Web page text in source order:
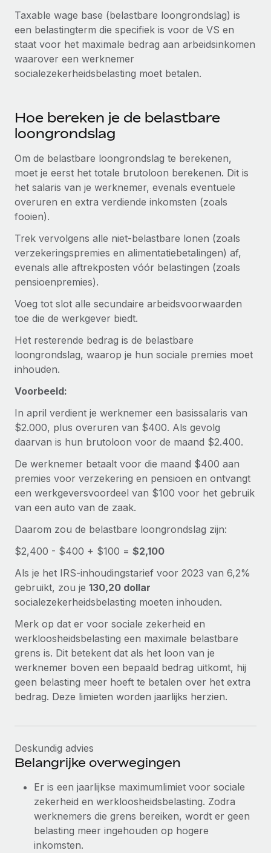
PEO
Ingewikkelde HR-taken eenvoudig uitbesteden
HR naadloos in workflows integreren
Platform
Ingebouwde essentiële HR-functies voor je team
Verbinden
Nieuw
AI-tools koppelen aan Remote met onze MCP
Integraties
Processen stroomlijnen met essentiële zakelijke tools
DIENSTEN
Vraag een expert
Krijg hulp van global HR- en juridische experts
Achtergrondonderzoek
Vereenvoudig het screeningsproces van
kandidaten
Compliance Watchtower
Blijf compliance-risico's voor
Apparaatbeheer
Entiteiten oprichten
Stel snel compliant entiteiten op
Plaats werknemers moeiteloos over
Eenvoudig secundaire arbeidsvoorwaarden
beheren
GROEIFASE
Flexibele global HR en payroll solutions voor groeiende
Teams uitbreiden met HR solutions op maat
Global HR voor grote bedrijven
WERK MET ONS SAMEN
Strategische technologiepartners
Integreer global HR flexibel in je platform
Een partner worden
Ontdek hoe je met ons kunt samenwerken
Remote Build
Binnenkort beschikbaar
Integraties en advies over AI-automatiseringen
CASESTUDY'S
Betalingscalculator voor zzp'ers
Ontdek valuta-opties en betaalsnelheden voor
internationale zzp'ers
LEREN MET REMOTE
Casestudy's
Checklists en templates
Bibliotheek met functiebeschrijvingen
Webinars
Evenementen
Newsroom
Inzichtencentrum
Support
Alle bronnen bekijken
BLOG
Global Payroll
Contractor Management
Belastingen
Naar de blog
BLOG
Productupdates van Remote: Gusto- en Xero-
integraties en Contractor Management Plus
Het blijft de missie van Remote om alle soorten bedrijven
te helpen bij het aannemen, beheren en...
Meer informatie
Phiture, een toonaangevende leider in de wereldwijde
mobiele groeiadviessector, zet zich sinds 2016...
Meer informatie
Nederlands
Español
Italiano
Português (Portugal)
日本語
中文（简体）
Inloggen
Taxable wage base (belastbare loongrondslag) is
een belastingterm die specifiek is voor de VS en
staat voor het maximale bedrag aan arbeidsinkomen
waarover een werknemer
socialezekerheidsbelasting moet betalen.
Hoe bereken je de belastbare
loongrondslag
Om de belastbare loongrondslag te berekenen,
moet je eerst het totale brutoloon berekenen. Dit is
het salaris van je werknemer, evenals eventuele
overuren en extra verdiende inkomsten (zoals
fooien).
Trek vervolgens alle niet-belastbare lonen (zoals
verzekeringspremies en alimentatiebetalingen) af,
evenals alle aftrekposten vóór belastingen (zoals
pensioenpremies).
Voeg tot slot alle secundaire arbeidsvoorwaarden
toe die de werkgever biedt.
Het resterende bedrag is de belastbare
loongrondslag, waarop je hun sociale premies moet
inhouden.
Voorbeeld:
In april verdient je werknemer een basissalaris van
$2.000, plus overuren van $400. Als gevolg
daarvan is hun brutoloon voor de maand $2.400.
De werknemer betaalt voor die maand $400 aan
premies voor verzekering en pensioen en ontvangt
een werkgeversvoordeel van $100 voor het gebruik
van een auto van de zaak.
Daarom zou de belastbare loongrondslag zijn:
$2,400 - $400 + $100 = $2,100
Als je het IRS-inhoudingstarief voor 2023 van 6,2%
gebruikt, zou je 130,20 dollar
socialezekerheidsbelasting moeten inhouden.
Merk op dat er voor sociale zekerheid en
werkloosheidsbelasting een maximale belastbare
grens is. Dit betekent dat als het loon van je
werknemer boven een bepaald bedrag uitkomt, hij
geen belasting meer hoeft te betalen over het extra
bedrag. Deze limieten worden jaarlijks herzien.
Deskundig advies
Belangrijke overwegingen
Er is een jaarlijkse maximumlimiet voor sociale
zekerheid en werkloosheidsbelasting. Zodra
werknemers die grens bereiken, wordt er geen
belasting meer ingehouden op hogere
inkomsten.